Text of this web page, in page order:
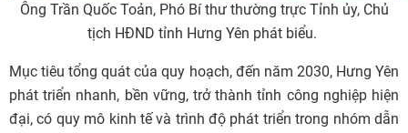
Ông Trần Quốc Toản, Phó Bí thư thường trực Tỉnh ủy, Chủ
tịch HĐND tỉnh Hưng Yên phát biểu.
Mục tiêu tổng quát của quy hoạch, đến năm 2030, Hưng Yên
phát triển nhanh, bền vững, trở thành tỉnh công nghiệp hiện
đại, có quy mô kinh tếvà trình độ phát triển trong nhóm dẫn